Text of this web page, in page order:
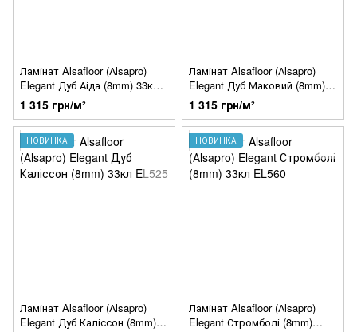
Ламінат Alsafloor (Аlsapro)
Elegant Дуб Аіда (8mm) 33кл
EL521
1 315 грн/м²
Ламінат Alsafloor (Аlsapro)
Elegant Дуб Маковий (8mm)
33кл EL524
1 315 грн/м²
НОВИНКА
Ламінат Alsafloor (Аlsapro)
Elegant Дуб Каліссон (8mm)
НОВИНКА
Ламінат Alsafloor (Аlsapro)
Elegant Стромболі (8mm)